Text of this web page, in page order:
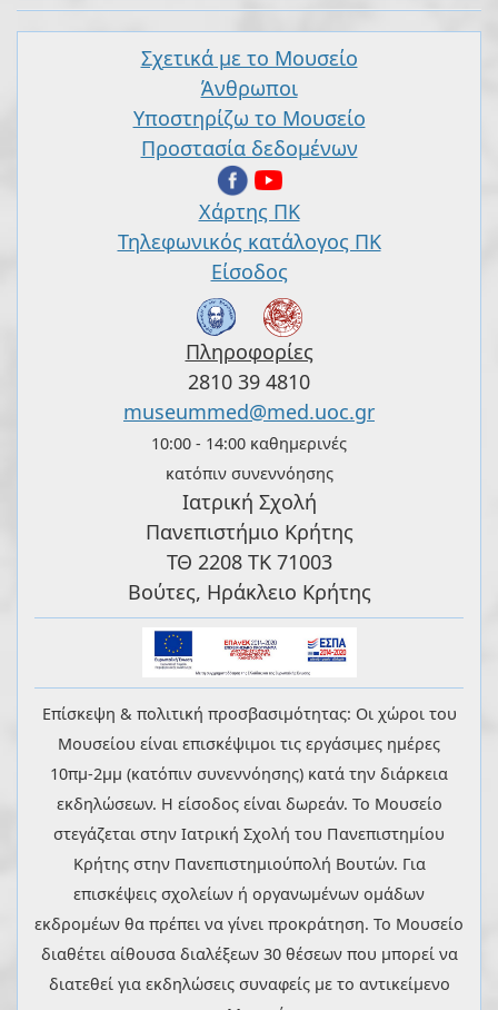
Σχετικά με το Μουσείο
Άνθρωποι
Υποστηρίζω το Μουσείο
Προστασία δεδομένων
Χάρτης ΠΚ
Τηλεφωνικός κατάλογος ΠΚ
Είσοδος
Πληροφορίες
2810 39 4810
museummed@med.uoc.gr
10:00 - 14:00 καθημερινές
κατόπιν συνεννόησης
Ιατρική Σχολή
Πανεπιστήμιο Κρήτης
ΤΘ 2208 ΤΚ 71003
Βούτες, Ηράκλειο Κρήτης
Επίσκεψη & πολιτική προσβασιμότητας: Οι χώροι του
Μουσείου είναι επισκέψιμοι τις εργάσιμες ημέρες
10πμ-2μμ (κατόπιν συνεννόησης) κατά την διάρκεια
εκδηλώσεων. Η είσοδος είναι δωρεάν. Το Μουσείο
στεγάζεται στην Ιατρική Σχολή του Πανεπιστημίου
Κρήτης στην Πανεπιστημιούπολή Βουτών. Για
επισκέψεις σχολείων ή οργανωμένων ομάδων
εκδρομέων θα πρέπει να γίνει προκράτηση. Το Μουσείο
διαθέτει αίθουσα διαλέξεων 30 θέσεων που μπορεί να
διατεθεί για εκδηλώσεις συναφείς με το αντικείμενο